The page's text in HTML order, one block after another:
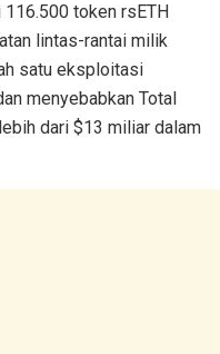
token rsETH
lintas-rantai milik
satu eksploitasi
menyebabkan Total
dari $13 miliar dalam